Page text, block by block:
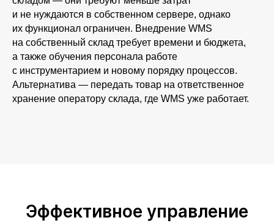
и не нуждаются в собственном сервере, однако
их функционал ограничен. Внедрение WMS
на собственный склад требует времени и бюджета,
а также обучения персонала работе
с инструментарием и новому порядку процессов.
Альтернатива — передать товар на ответственное
хранение оператору склада, где WMS уже работает.
Эффективное управление
Я согласен с
конфиденциальности
Отправить